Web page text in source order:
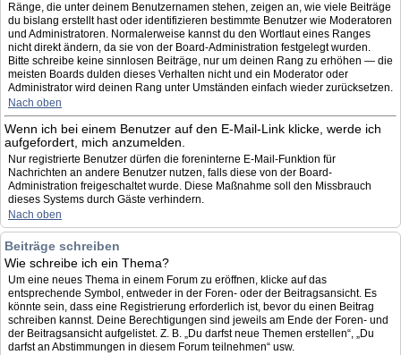
Ränge, die unter deinem Benutzernamen stehen, zeigen an, wie viele Beiträge
du bislang erstellt hast oder identifizieren bestimmte Benutzer wie Moderatoren
und Administratoren. Normalerweise kannst du den Wortlaut eines Ranges
nicht direkt ändern, da sie von der Board-Administration festgelegt wurden.
Bitte schreibe keine sinnlosen Beiträge, nur um deinen Rang zu erhöhen — die
meisten Boards dulden dieses Verhalten nicht und ein Moderator oder
Administrator wird deinen Rang unter Umständen einfach wieder zurücksetzen.
Nach oben
Wenn ich bei einem Benutzer auf den E-Mail-Link klicke, werde ich
aufgefordert, mich anzumelden.
Nur registrierte Benutzer dürfen die foreninterne E-Mail-Funktion für
Nachrichten an andere Benutzer nutzen, falls diese von der Board-
Administration freigeschaltet wurde. Diese Maßnahme soll den Missbrauch
dieses Systems durch Gäste verhindern.
Nach oben
Beiträge schreiben
Wie schreibe ich ein Thema?
Um eine neues Thema in einem Forum zu eröffnen, klicke auf das
entsprechende Symbol, entweder in der Foren- oder der Beitragsansicht. Es
könnte sein, dass eine Registrierung erforderlich ist, bevor du einen Beitrag
schreiben kannst. Deine Berechtigungen sind jeweils am Ende der Foren- und
der Beitragsansicht aufgelistet. Z. B. „Du darfst neue Themen erstellen“, „Du
darfst an Abstimmungen in diesem Forum teilnehmen“ usw.